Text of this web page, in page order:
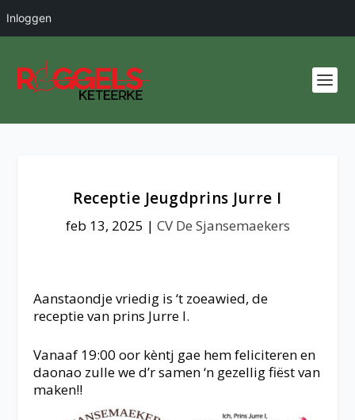
Inloggen
Receptie Jeugdprins Jurre I
feb 13, 2025 | CV De Sjansemaekers
Aanstaondje vriedig is ‘t zoeawied, de
receptie van prins Jurre I.
Vanaaf 19:00 oor kèntj gae hem feliciteren en
daonao zulle we d’r samen ‘n gezellig fiëst van
maken!!